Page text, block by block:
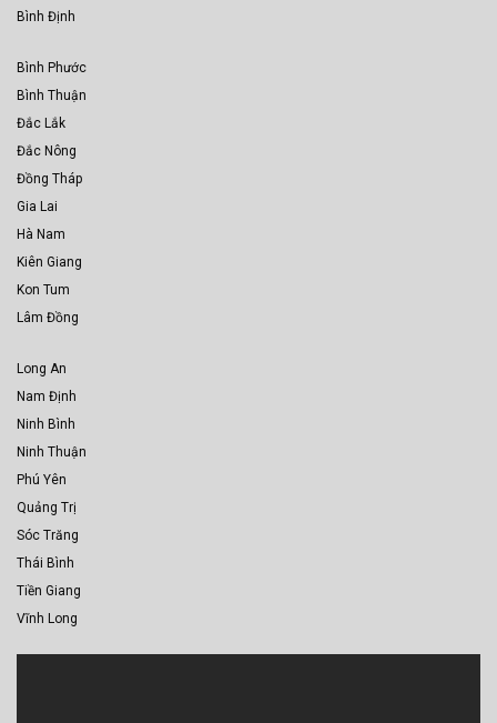
Bình Định
Bình Phước
Bình Thuận
Đắc Lắk
Đắc Nông
Đồng Tháp
Gia Lai
Hà Nam
Kiên Giang
Kon Tum
Lâm Đồng
Long An
Nam Định
Ninh Bình
Ninh Thuận
Phú Yên
Quảng Trị
Sóc Trăng
Thái Bình
Tiền Giang
Vĩnh Long